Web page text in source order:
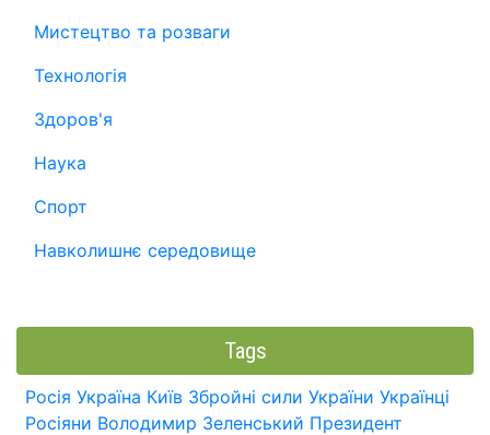
Мистецтво та розваги
Технологія
Здоров'я
Наука
Спорт
Навколишнє середовище
Tags
Росія Україна Київ Збройні сили України Українці
Росіяни Володимир Зеленський Президент